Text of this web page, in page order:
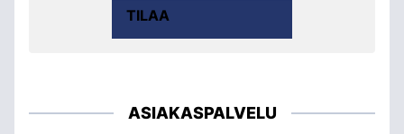
TILAA
ASIAKASPALVELU